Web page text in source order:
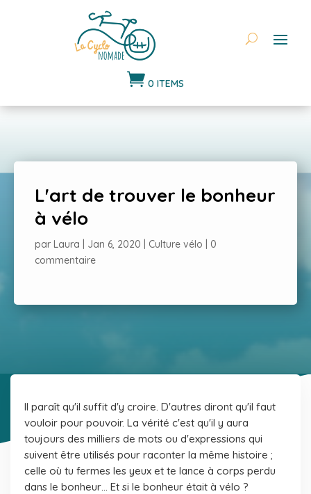
 0 ITEMS
L'art de trouver le bonheur
à vélo
par Laura Jan 6, 2020 Culture vélo
0
commentaire
Il paraît qu'il suffit d'y croire. D'autres diront qu'il faut
vouloir pour pouvoir. La vérité c'est qu'il y aura
toujours des milliers de mots ou d'expressions qui
suivent être utilisés pour raconter la même histoire ;
celle où tu fermes les yeux et te lance à corps perdu
dans le bonheur… Et si le bonheur était à vélo ?